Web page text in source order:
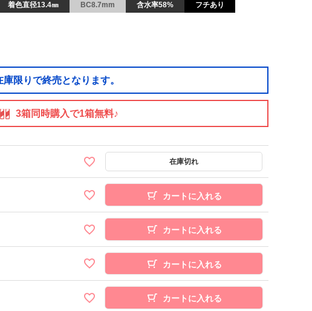
着色直径13.4㎜ BC8.7mm 含水率58% フチあり
庫限りで終売となります。
3箱同時購入で1箱無料♪
カートに入れる
カートに入れる
カートに入れる
カートに入れる